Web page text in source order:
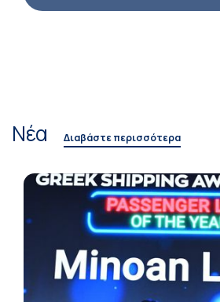
Νέα Διαβάστε περισσότερα